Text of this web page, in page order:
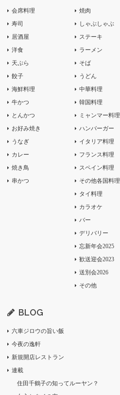
会席料理
寿司
居酒屋
洋食
天ぷら
餃子
海鮮料理
牛かつ
とんかつ
お好み焼き
うなぎ
カレー
焼き鳥
串かつ
焼肉
しゃぶしゃぶ
ステーキ
ラーメン
そば
うどん
中華料理
韓国料理
ミャンマー料理
ハンバーガー
イタリア料理
フランス料理
スペイン料理
その他各国料理
タイ料理
カラオケ
バー
デリバリー
忘新年会2025
歓送迎会2023
送別会2026
その他
BLOG
六車ジロウの旨い飯
今夜の逸軒
新規開店レストラン
連載
住田千鶴子の知ってルーヤン？